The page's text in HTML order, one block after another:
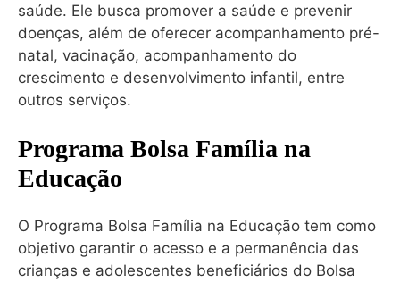
saúde. Ele busca promover a saúde e prevenir
doenças, além de oferecer acompanhamento pré-
natal, vacinação, acompanhamento do
crescimento e desenvolvimento infantil, entre
outros serviços.
Programa Bolsa Família na
Educação
O Programa Bolsa Família na Educação tem como
objetivo garantir o acesso e a permanência das
crianças e adolescentes beneficiários do Bolsa